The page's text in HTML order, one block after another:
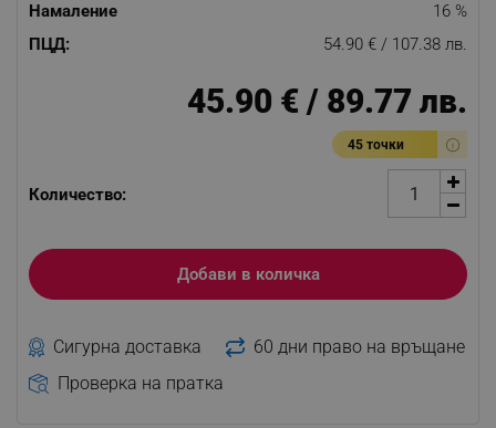
Намаление
16 %
ПЦД:
54.90 € / 107.38 лв.
45.90 € / 89.77 лв.
45 точки
Количество:
Добави в количка
Сигурна доставка
60 дни право на връщане
Проверка на пратка